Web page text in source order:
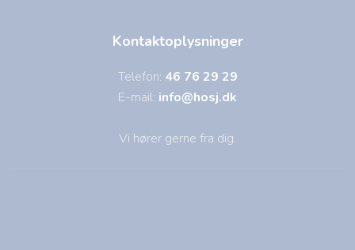
Kontaktoplysninger
Telefon: 46 76 29 29
E-mail: info@hosj.dk
Vi hører gerne fra dig.